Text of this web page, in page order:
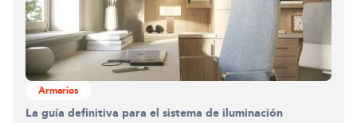
Armarios
La guía definitiva para el sistema de iluminación